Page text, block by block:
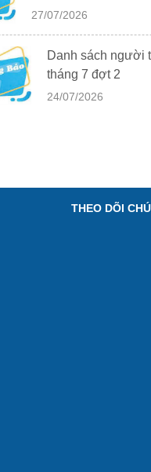
27/07/2026
Danh sách người
tháng 7 đợt 2
24/07/2026
THEO DÕI